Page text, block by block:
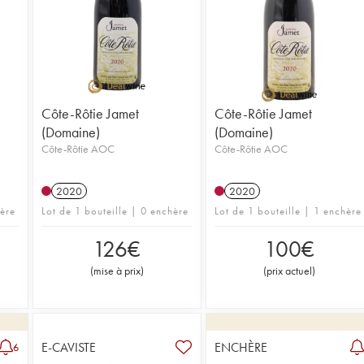
Côte-Rôtie Jamet
(Domaine)
Côte-Rôtie AOC
2020
Lot de 1 bouteille | 0 enchère
126€
(mise à prix)
Côte-Rôtie Jamet
(Domaine)
Côte-Rôtie AOC
2020
Lot de 1 bouteille | 1 enchère
100€
(prix actuel)
6 E-CAVISTE ENCHÈRE